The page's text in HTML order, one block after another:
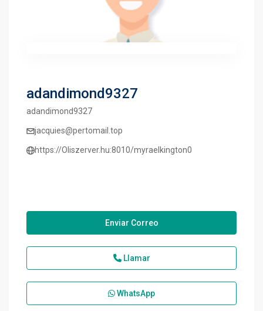
adandimond9327
adandimond9327
jacquies@pertomail.top
https://Oliszerver.hu:8010/myraelkington0
Enviar Correo
Llamar
WhatsApp